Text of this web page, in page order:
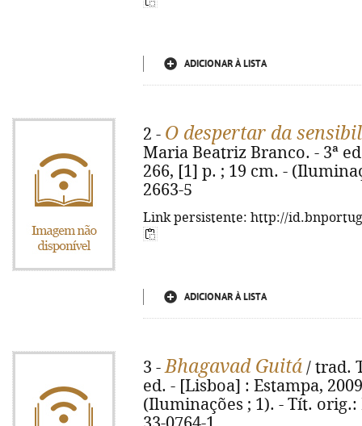
ADICIONAR À LISTA
2 - O despertar da
Maria Beatriz Branco. - 3ª
266, [1] p. ; 19 cm. -
2663-5
Link persistente: http://
ADICIONAR À LISTA
3 -Bhagavad Guitá / trad.
ed. - [Lisboa] : Estampa,
(Iluminações ; 1). - Tít. orig.: